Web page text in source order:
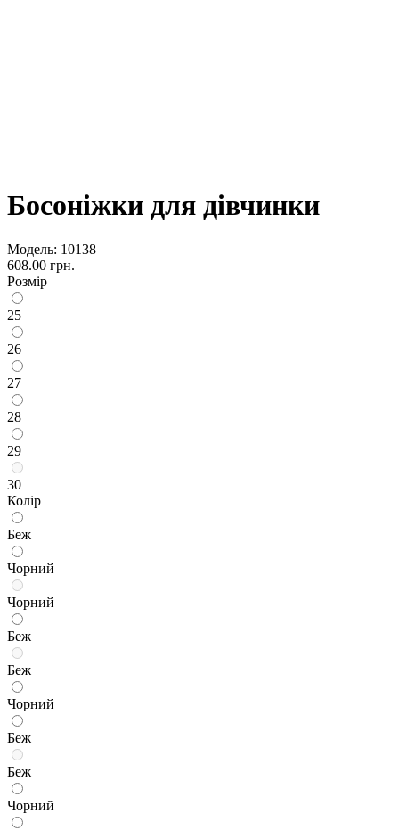
Босоніжки для дівчинки
Модель: 10138
608.00 грн.
Розмір
25
26
27
28
29
30
Колір
Беж
Чорний
Чорний
Беж
Беж
Чорний
Беж
Беж
Чорний